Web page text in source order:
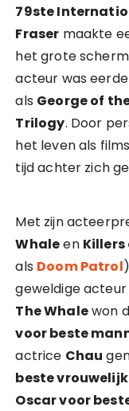
79ste
Fraser maakte
het grote
acteur was
als George of
Trilogy. Door
het leven als
tijd achter zich
Met zijn
Whaleen Killers
als Doom Patrol
geweldige
The Whalewon
voor beste
actrice Chau
beste
Oscar voor